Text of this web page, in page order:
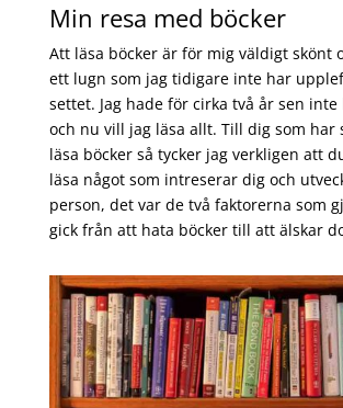
Min resa med böcker
Att läsa böcker är för mig väldigt skönt
ett lugn som jag tidigare inte har
settet. Jag hade för cirka två år sen inte
och nu vill jag läsa allt. Till dig som har
läsa böcker så tycker jag verkligen att
läsa något som intreserar dig och
person, det var de två faktorerna som
gick från att hata böcker till att älskar